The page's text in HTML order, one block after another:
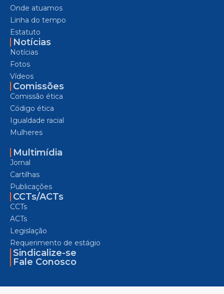
Onde atuamos
Linha do tempo
Estatuto
Notícias
Notícias
Fotos
Vídeos
Comissões
Comissão ética
Código ética
Igualdade racial
Mulheres
Multimídia
Jornal
Cartilhas
Publicações
CCTs/ACTs
CCTs
ACTs
Legislação
Requerimento de estágio
Sindicalize-se
Fale Conosco